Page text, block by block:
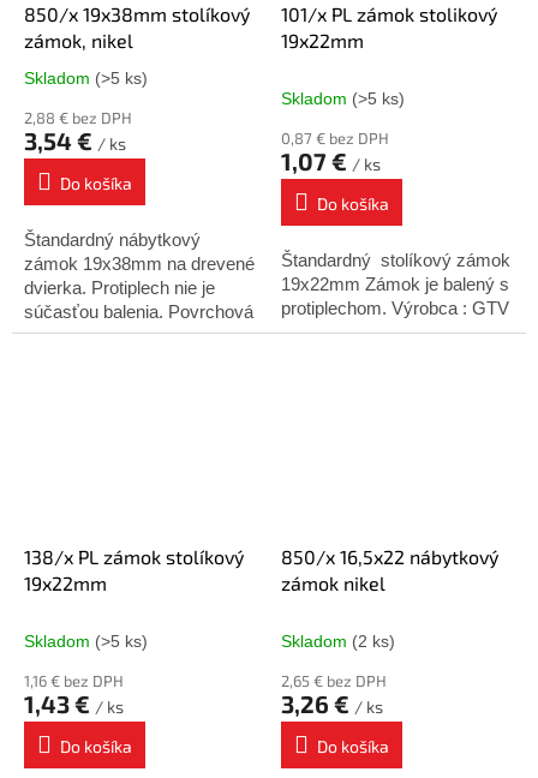
850/x 19x38mm stolíkový
zámok, nikel
Priemerné
produktu
je
5,0
hviezdičiek.
Skladom (>5 ks)
2,88 € bez DPH
3,54 € / ks
Do košíka
Štandardný nábytkový
zámok 19x38mm na drevené
dvierka. Protiplech nie je
súčasťou balenia. Povrchová
úprava: chróm
101/x PL zámok stolikový
19x22mm
Skladom (>5 ks)
0,87 € bez DPH
1,07 € / ks
Do košíka
Štandardný stolíkový zámok
19x22mm Zámok je balený s
protiplechom. Výrobca : GTV
138/x PL zámok stolíkový
19x22mm
Skladom (>5 ks)
1,16 € bez DPH
1,43 € / ks
Do košíka
850/x 16,5x22 nábytkový
zámok nikel
Skladom (2 ks)
2,65 € bez DPH
3,26 € / ks
Do košíka